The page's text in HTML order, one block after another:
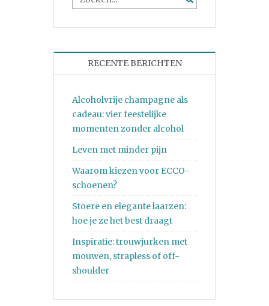
RECENTE BERICHTEN
Alcoholvrije champagne als
cadeau: vier feestelijke
momenten zonder alcohol
Leven met minder pijn
Waarom kiezen voor ECCO-
schoenen?
Stoere en elegante laarzen:
hoe je ze het best draagt
Inspiratie: trouwjurken met
mouwen, strapless of off-
shoulder